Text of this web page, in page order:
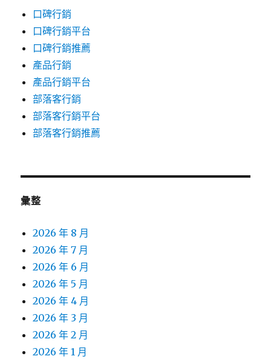
口碑行銷
口碑行銷平台
口碑行銷推薦
產品行銷
產品行銷平台
部落客行銷
部落客行銷平台
部落客行銷推薦
彙整
2026 年 8 月
2026 年 7 月
2026 年 6 月
2026 年 5 月
2026 年 4 月
2026 年 3 月
2026 年 2 月
2026 年 1 月